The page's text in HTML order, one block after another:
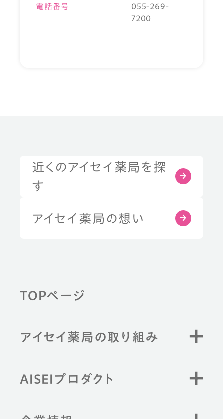
電話番号
055-269-
7200
近くのアイセイ薬局を探
す
アイセイ薬局の想い
TOPページ
アイセイ薬局の取り組み
AISEIプロダクト